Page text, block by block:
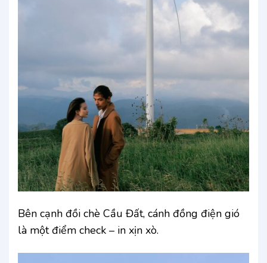
Bên cạnh đồi chè Cầu Đất, cánh đồng điện gió
là một điểm check – in xịn xò.